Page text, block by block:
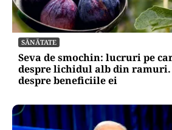
SĂNĂTATE
Seva de smochin: lucruri pe
despre lichidul alb din ramuri.
despre beneficiile ei